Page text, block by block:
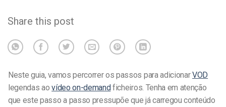
Share this post
Neste guia, vamos percorrer os passos para adicionarVOD
legendas aovídeo on-demandficheiros. Tenha em atenção
que este passo a passo pressupõe que já carregou conteúdo